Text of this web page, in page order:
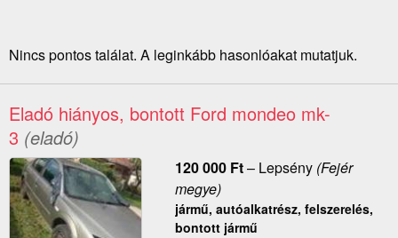
Nincs pontos találat. A leginkább hasonlóakat mutatjuk.
Eladó hiányos, bontott Ford mondeo mk-
3 (eladó)
120 000 Ft– Lepsény(Fejér
megye)
jármű, autóalkatrész, felszerelés,
bontott jármű